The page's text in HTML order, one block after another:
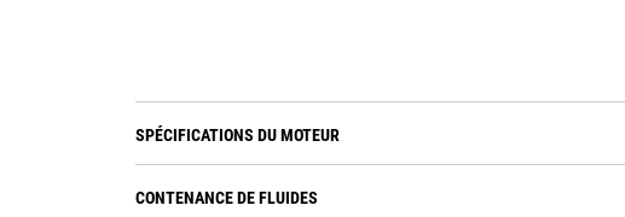
SPÉCIFICATIONS DU MOTEUR
CONTENANCE DE FLUIDES